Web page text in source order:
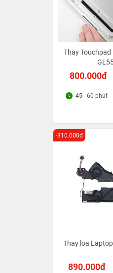
Thay
800.000đ
45 - 60 phút
Thay loa
890.000đ
-310.000đ